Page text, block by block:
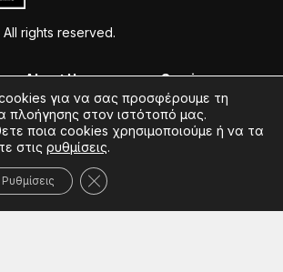
rights reserved.
About Us >
Policy
Terms of Use
Coins Explained
Service >
Free Download
για να σας προσφέρουμε τη
πλοήγησης στον ιστότοπό μας.
ποια cookies χρησιμοποιούμε ή να τα
στις ρυθμίσεις.
Ρυθμίσεις Κλείσιμο του Cookie banner